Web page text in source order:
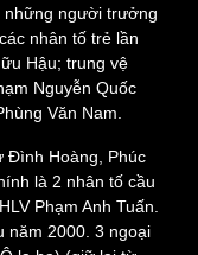
những người trưởng
nhân tố trẻ lần
Hậu; trung vệ
Nguyễn Quốc
Văn Nam.
Đình Hoàng, Phúc
là 2 nhân tố cầu
Phạm Anh Tuấn.
năm 2000. 3 ngoại